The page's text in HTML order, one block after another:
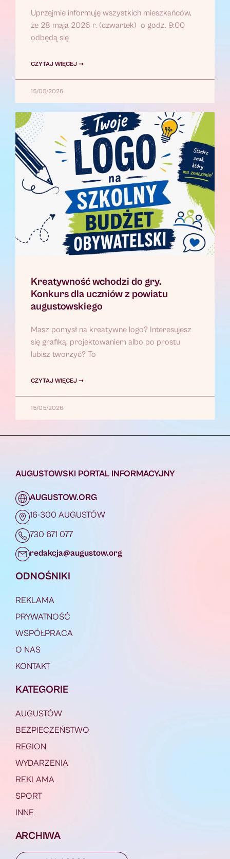
Uprzejmie informuję wszystkich mieszkańców,
że 28 maja 2026 r. (czwartek) o godz. 9:00
odbędą się
CZYTAJ WIĘCEJ ➞
15/05/2026
Kreatywność wchodzi do gry.
Konkurs dla uczniów z powiatu
augustowskiego
Masz pomysł na kreatywne logo? Interesujesz
się grafiką, projektowaniem albo po prostu
lubisz tworzyć? To
CZYTAJ WIĘCEJ ➞
15/05/2026
AUGUSTOWSKI PORTAL INFORMACYJNY
AUGUSTOW.ORG
16-300 AUGUSTÓW
730 671 077
redakcja@augustow.org
ODNOŚNIKI
REKLAMA
PRYWATNOŚĆ
WSPÓŁPRACA
O NAS
KONTAKT
KATEGORIE
AUGUSTÓW
BEZPIECZEŃSTWO
REGION
WYDARZENIA
REKLAMA
SPORT
INNE
ARCHIWA